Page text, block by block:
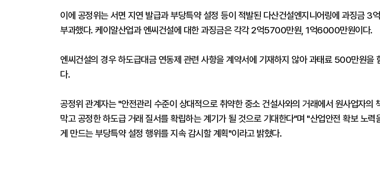
이에 공정위는 서면 지연 발급과 부당특약 설정 등이 적발된 다산건설엔지니어링에 과징금 3
부과했다. 케이알산업과 엔씨건설에 대한 과징금은 각각 2억5700만원, 1억6000만원이다.
엔씨건설의 경우 하도급대금 연동제 관련 사항을 계약서에 기재하지 않아 과태료 500만원을
다.
공정위 관계자는 "안전관리 수준이 상대적으로 취약한 중소 건설사와의 거래에서 원사업자의
막고 공정한 하도급 거래 질서를 확립하는 계기가 될 것으로 기대한다"며 "산업안전 확보 노력
게 만드는 부당특약 설정 행위를 지속 감시할 계획"이라고 밝혔다.